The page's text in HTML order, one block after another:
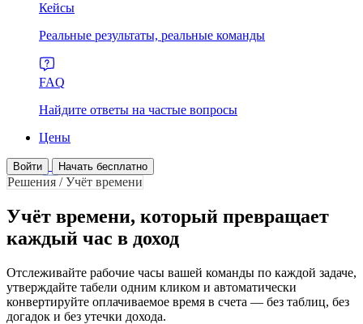
Кейсы
Реальные результаты, реальные команды
FAQ
Найдите ответы на частые вопросы
Цены
Войти Начать бесплатно
Решения / Учёт времени
Учёт времени, который превращает
каждый час в доход
Отслеживайте рабочие часы вашей команды по каждой задаче,
утверждайте табели одним кликом и автоматически
конвертируйте оплачиваемое время в счета — без таблиц, без
догадок и без утечки дохода.